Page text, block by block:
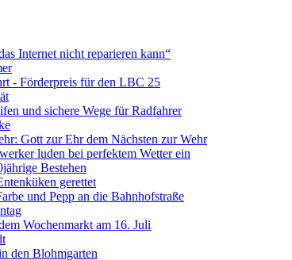
Internet nicht reparieren kann“
- Förderpreis für den LBC 25
und sichere Wege für Radfahrer
Gott zur Ehr dem Nächsten zur Wehr
luden bei perfektem Wetter ein
Bestehen
gerettet
und Pepp an die Bahnhofstraße
Wochenmarkt am 16. Juli
den Blohmgarten